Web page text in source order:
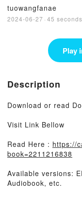
tuowangfanae
2024-06-27 · 45 seconds
Play
Description
Download or read
Visit Link Bellow
Read Here : https://
book=2211216838
Available versions:
Audiobook, etc.